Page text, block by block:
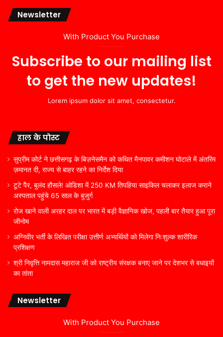
Newsletter
With Product You Purchase
Subscribe to our mailing list
to get the new updates!
Lorem ipsum dolor sit amet, consectetur.
हाल के पोस्ट
सुप्रीम कोर्ट ने छत्तीसगढ़ के बिज़नेसमैन को कथित मैनपावर कमीशन घोटाले में अंतरिम
ज़मानत दी, राज्य से बाहर रहने का निर्देश दिया
टूटे पैर, बुलंद हौसले! ओडिशा में 250 KM तिपहिया साइकिल चलाकर इलाज कराने
अस्पताल पहुंचे 65 साल के बुजुर्ग
रोज खाने वाली अरहर दाल पर भारत में बड़ी वैज्ञानिक खोज, पहली बार तैयार हुआ पूरा
जीनोम
अग्निवीर भर्ती के लिखित परीक्षा उत्तीर्ण अभ्यर्थियों को मिलेगा निःशुल्क शारीरिक
प्रशिक्षण
श्री निवृत्ति नामदास महाराज जी को राष्ट्रीय संरक्षक बनाए जाने पर देशभर से बधाइयों
का तांता
Newsletter
With Product You Purchase